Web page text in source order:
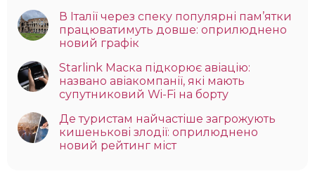
В Італії через спеку популярні пам’ятки
працюватимуть довше: оприлюднено
новий графік
Starlink Маска підкорює авіацію:
названо авіакомпанії, які мають
супутниковий Wi-Fi на борту
Де туристам найчастіше загрожують
кишенькові злодії: оприлюднено
новий рейтинг міст